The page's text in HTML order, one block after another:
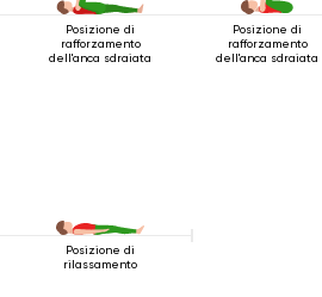
Posizione di
rafforzamento
dell'anca sdraiata
Posizione di
rafforzamento
dell'anca sdraiata
Posizione di
rilassamento